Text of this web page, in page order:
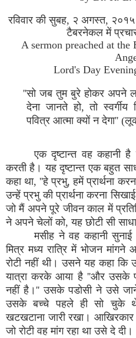
रविवार की सुबह, २ अगस्त,
टैबरनेकल में
A sermon preached at
Lord's Day
''सो जब तुम बुरे होकर अपने
देना जानते हो, तो
पवित्र आत्मा क्यों न देगा''
एक दृष्टान्त वह कहानी
करती है। यह दृष्टान्त एक बहुत
कहा था, ''हे प्रभु, हमें प्रार्थना
उन्हें प्रभु की प्रार्थना करना
जो मैं अपने पूरे जीवन काल में
ने अपने चेलों को, यह छोटी सी
मसीह ने वह कहानी
मित्र मध्य रात्रि में भोजन
रोटी नहीं थी। उसने यह कहा
यात्रा करके आया है ''और उसके
नहीं है।'' उसके पडोसी ने उसे
उसके बच्चे पहले ही सो चुके
खटखटाना जारी रखा।
जो रोटी वह मांग रहा था उसे दे दी।